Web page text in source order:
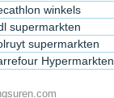
winkels
supermarkten
supermarkten
Hypermarkten